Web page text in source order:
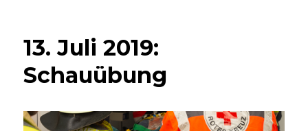
13. Juli 2019:
Schauübung